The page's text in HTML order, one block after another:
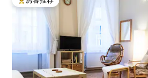
热门「房客推荐」